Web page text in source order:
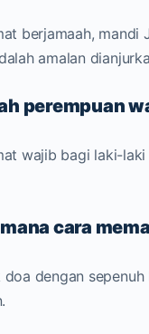
berjamaah, mandi
amalan
perempuan
wajib bagi laki-
cara
doa dengan